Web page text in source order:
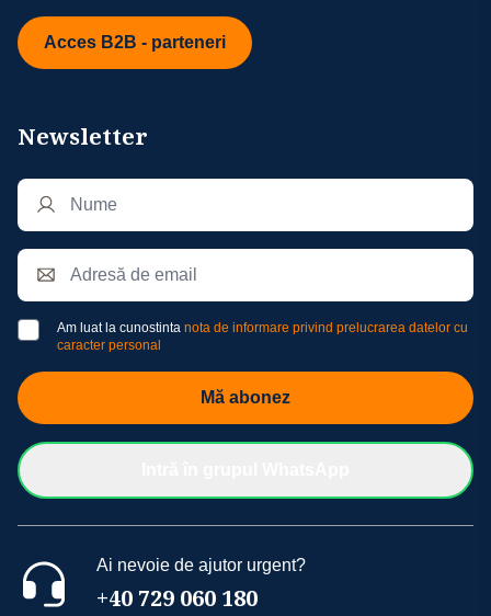
Acces B2B - parteneri
Newsletter
Am luat la cunostinta nota de informare privind prelucrarea datelor cu
caracter personal
Mă abonez
Ai nevoie de ajutor urgent?
+40 729 060 180